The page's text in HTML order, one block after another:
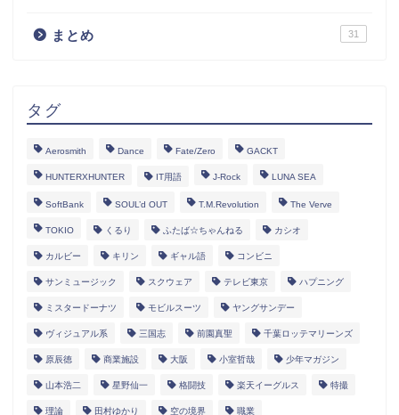
まとめ 31
タグ
Aerosmith Dance Fate/Zero GACKT
HUNTERXHUNTER IT用語 J-Rock LUNA SEA
SoftBank SOUL’d OUT T.M.Revolution The Verve
TOKIO くるり ふたば☆ちゃんねる カシオ
カルビー キリン ギャル語 コンビニ
サンミュージック スクウェア テレビ東京 ハプニング
ミスタードーナツ モビルスーツ ヤングサンデー
ヴィジュアル系 三国志 前園真聖 千葉ロッテマリーンズ
原辰徳 商業施設 大阪 小室哲哉 少年マガジン
山本浩二 星野仙一 格闘技 楽天イーグルス 特撮
理論 田村ゆかり 空の境界 職業